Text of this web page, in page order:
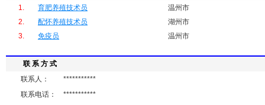
1.
育肥养殖技术员
温州市
2.
配怀养殖技术员
湖州市
3.
免疫员 温州市
联 系 方 式
联系人：
***********
联系电话：
***********